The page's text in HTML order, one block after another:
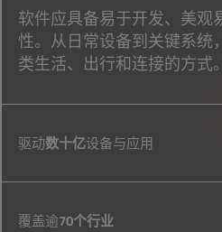
软件应具备易于开发、美观
性。从日常设备到关键系统
类生活、出行和连接的方式。
驱动数十亿设备与应用
覆盖逾70个行业